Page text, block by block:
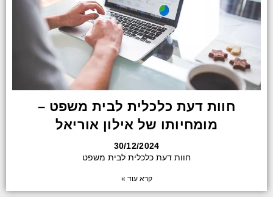
חוות דעת כלכלית לבית משפט –
מומחיותו של אילון אוריאל
30/12/2024
חוות דעת כלכלית לבית משפט
קרא עוד »